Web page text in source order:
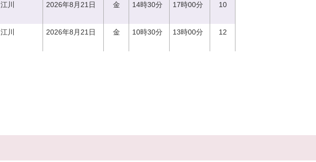
江川 2026年8月21日 金 14時30分 17時00分 10
江川 2026年8月21日 金 10時30分 13時00分 12